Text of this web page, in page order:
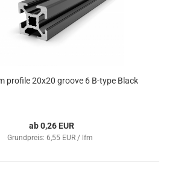
profile 20x20 groove 6 B-type Black
ab 0,26 EUR
Grundpreis: 6,55 EUR / lfm